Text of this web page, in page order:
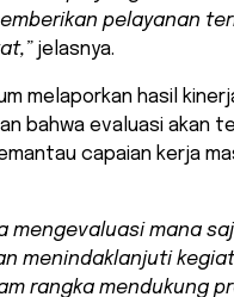
pelayanan
jelasnya.
melaporkan hasil
bahwa evaluasi akan
capaian kerja
mengevaluasi mana
menindaklanjuti
rangka mendukung